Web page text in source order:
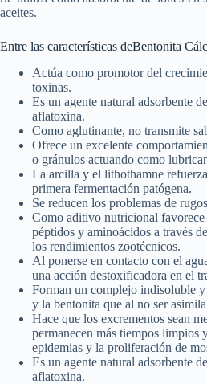
aceites.
Entre las características deBentonita
Actúa como promotor del
toxinas.
Es un agente natural adsorbente
aflatoxina.
Como aglutinante, no transmite
Ofrece un excelente
o gránulos actuando como
La arcilla y el lithothamne
primera fermentación patógena.
Se reducen los problemas de
Como aditivo nutricional
péptidos y aminoácidos a través
los rendimientos zootécnicos.
Al ponerse en contacto con el
una acción destoxificadora en el
Forman un complejo indisoluble
y la bentonita que al no ser
Hace que los excrementos sean
permanecen más tiempos limpios
epidemias y la proliferación de
Es un agente natural adsorbente
aflatoxina.